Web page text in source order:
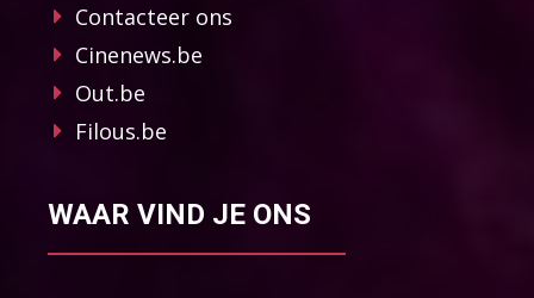
Contacteer ons
Cinenews.be
Out.be
Filous.be
WAAR VIND JE ONS